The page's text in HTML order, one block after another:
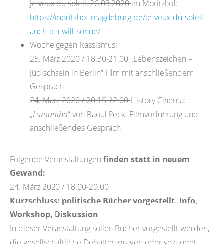
Je veux du soleil, 26.03.2020im Moritzhof:
https://moritzhof-magdeburg.de/je-veux-du-soleil-
auch-ich-will-sonne/
Woche gegen Rassismus:
25. März 2020 / 18.30-21.00 „Lebenszeichen –
Jüdischsein in Berlin“ Film mit anschließendem
Gespräch
24. März 2020 / 20.15-22.00History Cinema:
„Lumumba“ von Raoul Peck. Filmvorführung und
anschließendes Gespräch
Folgende Veranstaltungen finden statt in neuem
Gewand:
24. März 2020 / 18.00-20.00
Kurzschluss: politische Bücher vorgestellt. Info,
Workshop, Diskussion
In dieser Veranstaltung sollen Bücher vorgestellt werden,